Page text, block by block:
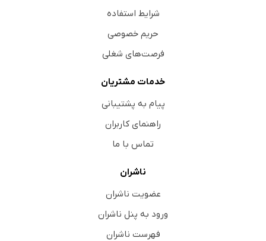
شرایط استفاده
حریم خصوصی
فرصت‌های شغلی
خدمات مشتریان
پیام به پشتیبانی
راهنمای کاربران
تماس با ما
ناشران
عضویت ناشران
ورود به پنل ناشران
فهرست ناشران